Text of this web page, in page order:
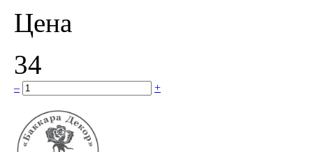
Цена
34
– +